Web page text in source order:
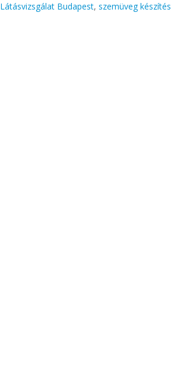
Látásvizsgálat Budapest,szemüveg készítés